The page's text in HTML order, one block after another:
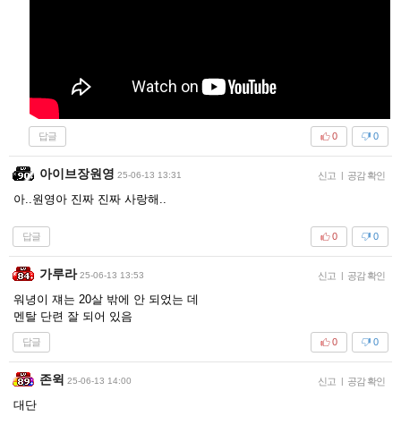
답글 0
0
아이브장원영 25-06-13 13:31 신고 | 공감 확인
아..원영아 진짜 진짜 사랑해..
답글 0
0
가루라 25-06-13 13:53 신고 | 공감 확인
워녕이 쟤는 20살 밖에 안 되었는 데
멘탈 단련 잘 되어 있음
답글 0
0
존윅 25-06-13 14:00 신고 | 공감 확인
대단